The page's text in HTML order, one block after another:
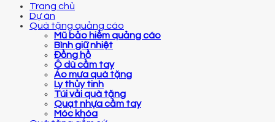
Trang chủ
Dự án
Quà tặng quảng cáo
Mũ bảo hiểm quảng cáo
Bình giữ nhiệt
Đồng hồ
Ô dù cầm tay
Áo mưa quà tặng
Ly thủy tinh
Túi vải quà tặng
Quạt nhựa cầm tay
Móc khóa